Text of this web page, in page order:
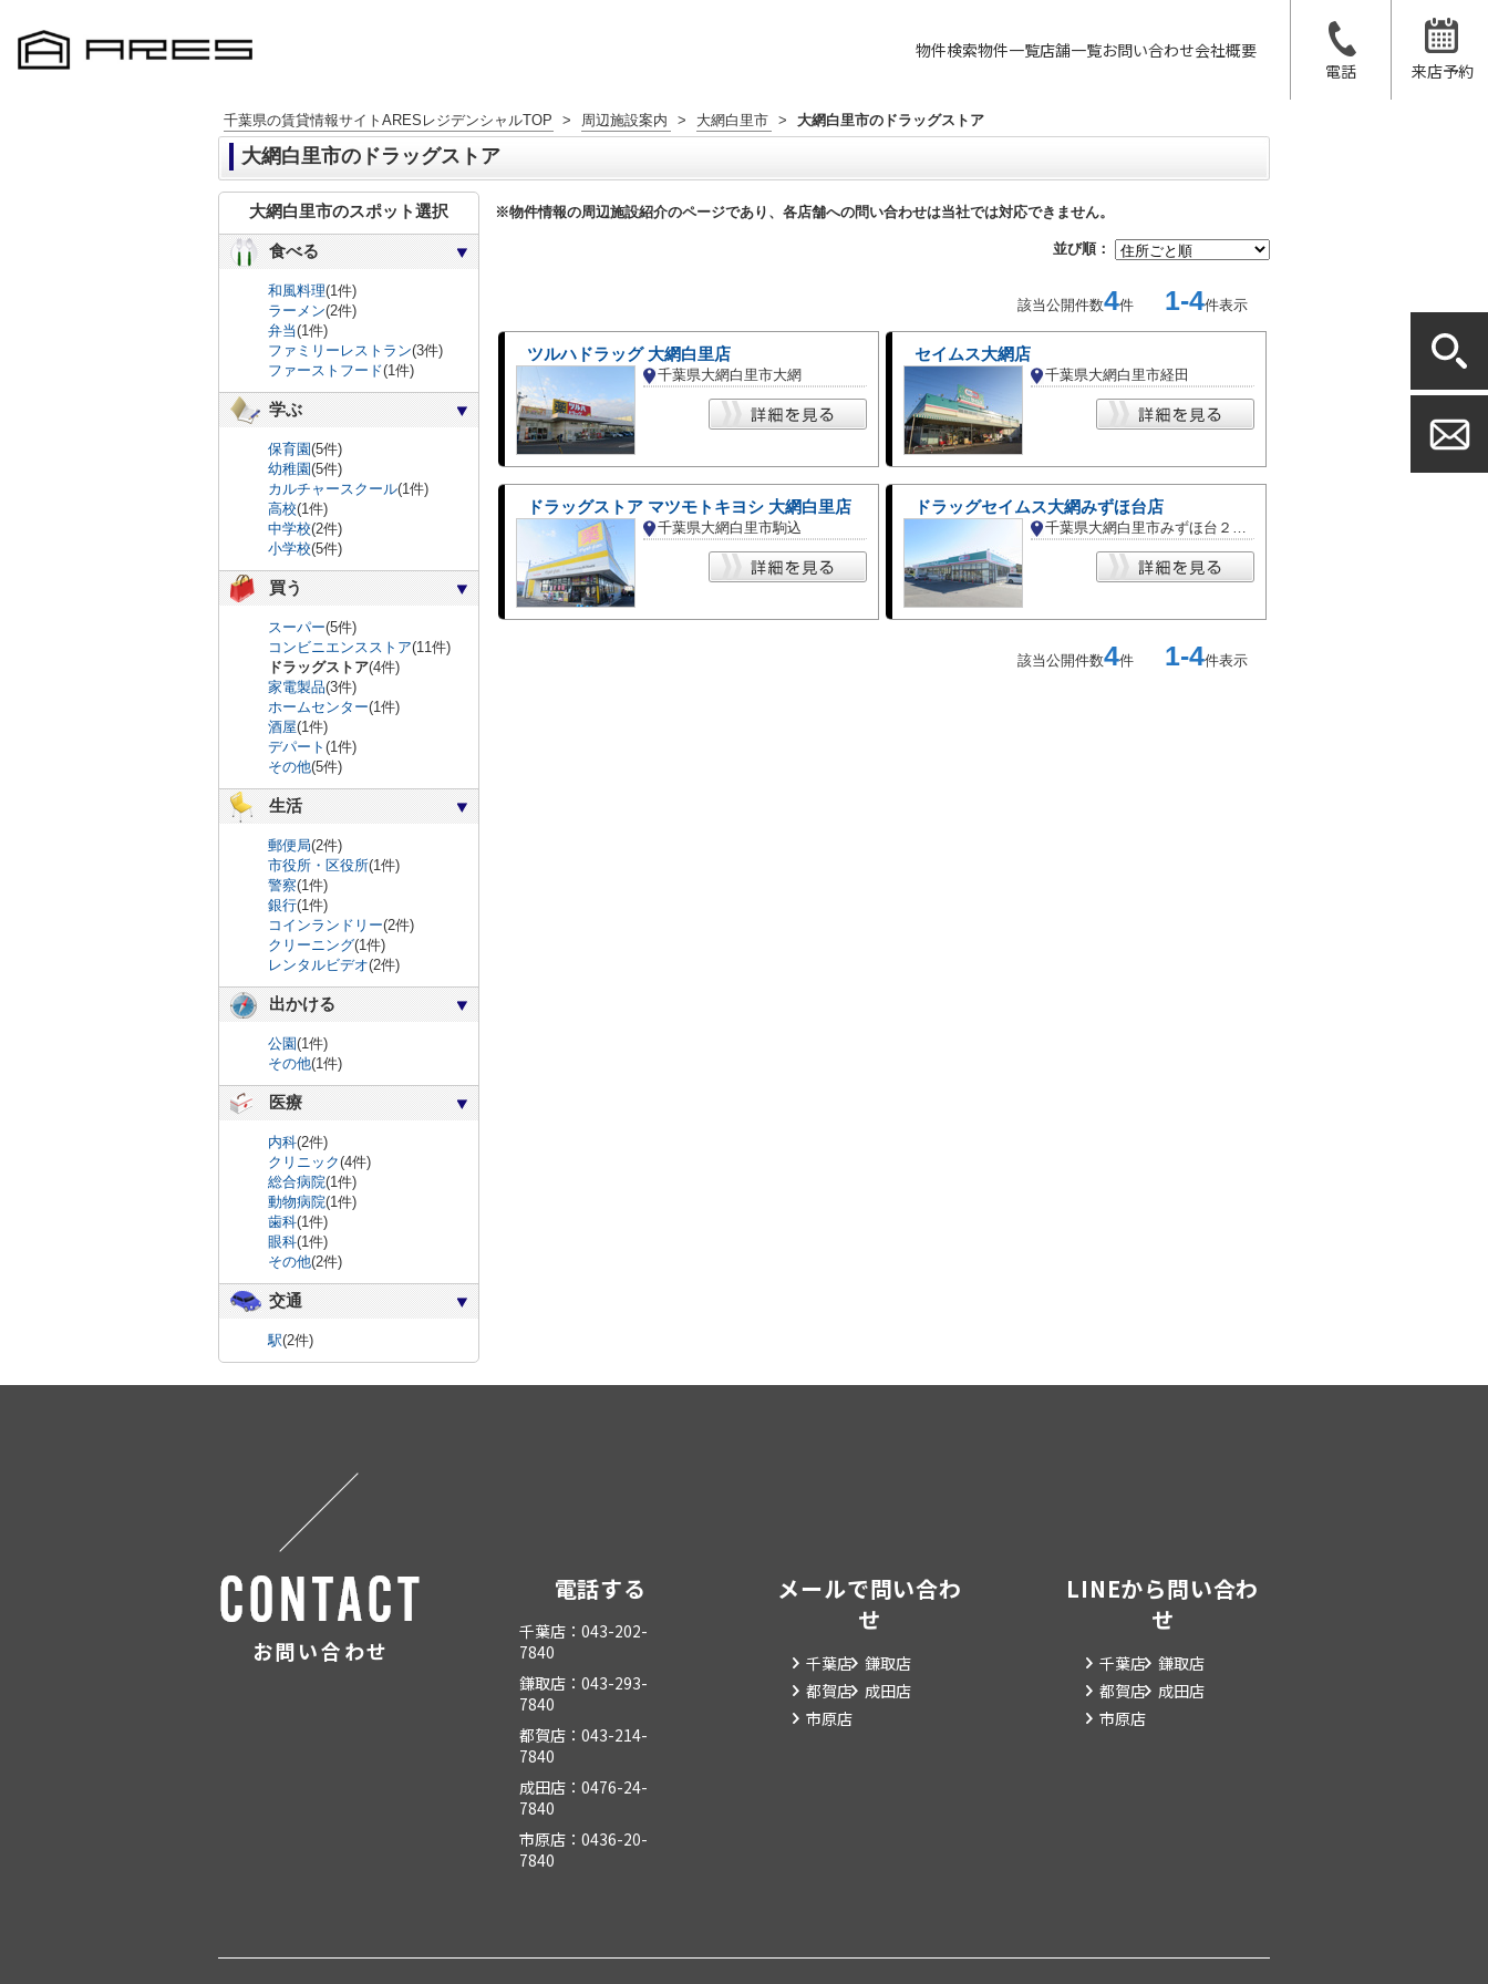
物件検索物件一覧店舗一覧お問い合わせ会社概要
電話
来店予約
千葉県の賃貸情報サイトARESレジデンシャルTOP > 周辺施設案内 > 大網白里市 > 大網白里市のドラッグストア
大網白里市のドラッグストア
※物件情報の周辺施設紹介のページであり、各店舗への問い合わせは当社では対応できません。
並び順：
該当公開件数4件 1-4件表示
ツルハドラッグ 大網白里店
千葉県大網白里市大網
セイムス大網店
千葉県大網白里市経田
ドラッグストア マツモトキヨシ 大網白里店
千葉県大網白里市駒込
ドラッグセイムス大網みずほ台店
千葉県大網白里市みずほ台２丁目
該当公開件数4件 1-4件表示
大網白里市のスポット選択
食べる
和風料理(1件)
ラーメン(2件)
弁当(1件)
ファミリーレストラン(3件)
ファーストフード(1件)
学ぶ
保育園(5件)
幼稚園(5件)
カルチャースクール(1件)
高校(1件)
中学校(2件)
小学校(5件)
買う
スーパー(5件)
コンビニエンスストア(11件)
ドラッグストア(4件)
家電製品(3件)
ホームセンター(1件)
酒屋(1件)
デパート (1件)
その他(5件)
生活
郵便局(2件)
市役所・区役所(1件)
警察(1件)
銀行(1件)
コインランドリー(2件)
クリーニング(1件)
レンタルビデオ(2件)
出かける
公園(1件)
その他(1件)
医療
内科(2件)
クリニック(4件)
総合病院(1件)
動物病院(1件)
歯科(1件)
眼科(1件)
その他(2件)
交通
駅(2件)
お問い合わせ
電話する
千葉店：043-202-
7840
鎌取店：043-293-
7840
都賀店：043-214-
7840
成田店：0476-24-
7840
市原店：0436-20-
7840
メールで問い合わ
せ
千葉店 鎌取店
都賀店 成田店
市原店
LINEから問い合わ
せ
千葉店 鎌取店
都賀店
成田店
市原店